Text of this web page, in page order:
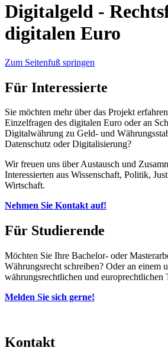
Digitalgeld -
digitalen Euro
Zum Seitenfuß springen
Für Interessierte
Sie möchten mehr über das Projekt
Einzelfragen des digitalen Euro oder an
Digitalwährung zu Geld- und
Datenschutz oder Digitalisierung?
Wir freuen uns über Austausch und
Interessierten aus Wissenschaft, Politik,
Wirtschaft.
Nehmen Sie Kontakt auf!
Für Studierende
Möchten Sie Ihre Bachelor- oder
Währungsrecht schreiben? Oder an einem
währungsrechtlichen und europrechtlichen
Melden Sie sich gerne!
Kontakt